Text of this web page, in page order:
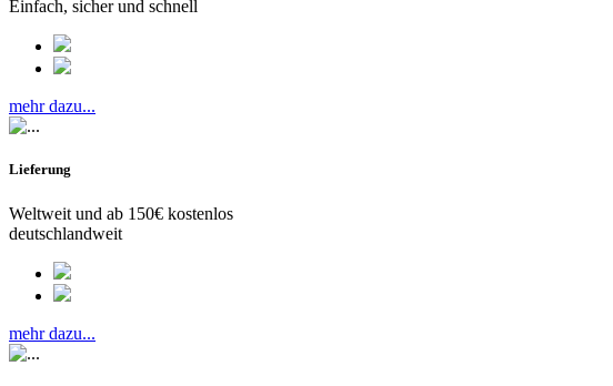
Einfach, sicher und schnell
mehr dazu...
Lieferung
Weltweit und ab 150€ kostenlos
deutschlandweit
mehr dazu...